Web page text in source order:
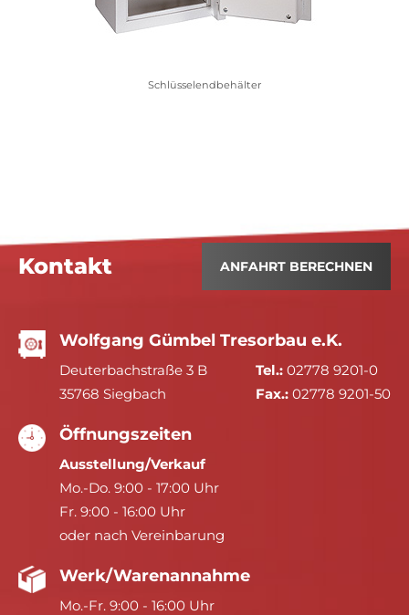
Schlüsselendbehälter
Kontakt ANFAHRT BERECHNEN
Wolfgang Gümbel Tresorbau e.K.
Deuterbachstraße 3 B
35768 Siegbach
Tel.: 02778 9201-0
Fax.: 02778 9201-50
Öffnungszeiten
Ausstellung/Verkauf
Mo.-Do. 9:00 - 17:00 Uhr
Fr. 9:00 - 16:00 Uhr
oder nach Vereinbarung
Werk/Warenannahme
Mo.-Fr. 9:00 - 16:00 Uhr